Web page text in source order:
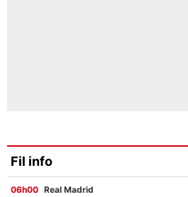
Fil info
06h00 Real Madrid